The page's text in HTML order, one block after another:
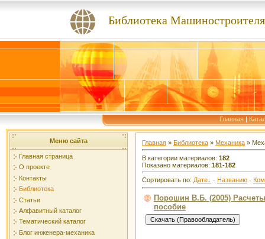
Библиотека Машиностроителя
Главная |
Меню сайта
Главная страница
О проекте
Контакты
Библиотека
Статьи
Алфавитный каталог
Тематический каталог
Блог инженера-механика
Главная » Библиотека » Механика »
В категории материалов: 182
Показано материалов: 181-182
Сортировать по: Дате · Названию ·
Порошин В.Б. (2005)
пособие